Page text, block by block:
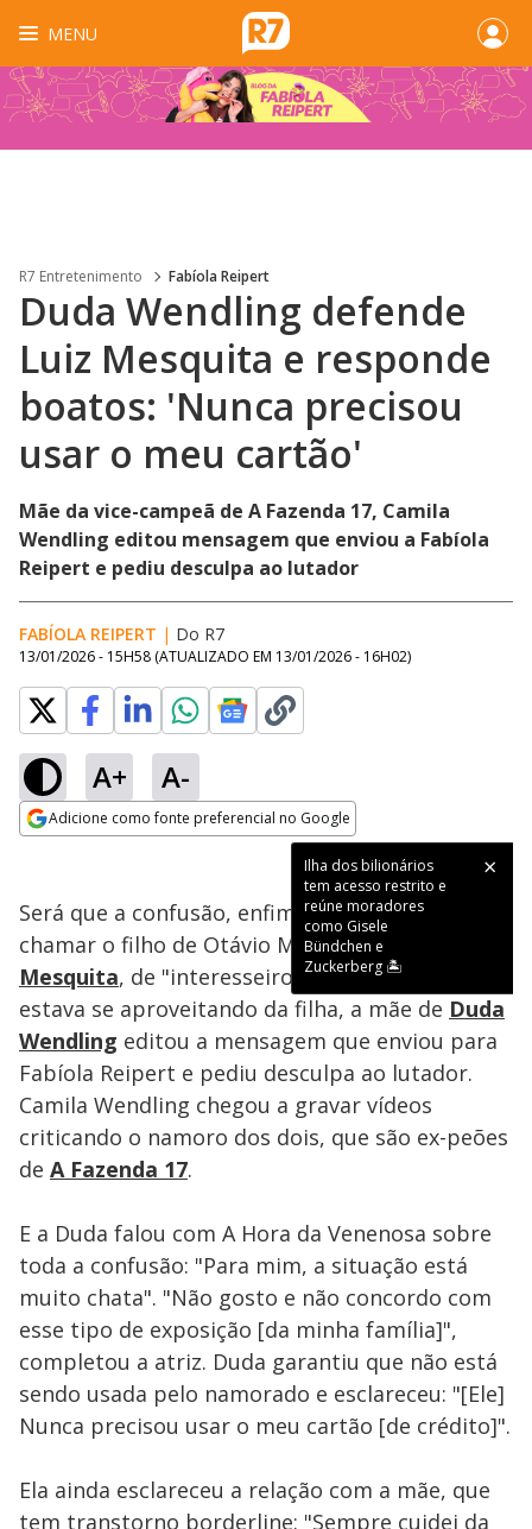
MENU
R7 Entretenimento Fabíola Reipert
Duda Wendling defende
Luiz Mesquita e responde
boatos: 'Nunca precisou
usar o meu cartão'
Mãe da vice-campeã de A Fazenda 17, Camila
Wendling editou mensagem que enviou a Fabíola
Reipert e pediu desculpa ao lutador
FABÍOLA REIPERT | Do R7
13/01/2026 - 15H58 (ATUALIZADO EM 13/01/2026 - 16H02)
A+ A-
Adicione como fonte preferencial no Google
Ilha dos bilionários
tem acesso restrito e
reúne moradores
como Gisele
Bündchen e
Zuckerberg 🏝️
Ativar
Loaded
36.58%
Será que a confusão, enfim, acabou? Após
chamar o filho de Otávio Mesquita,
Mesquita, de "interesseiro" e dizer que ele
estava se aproveitando da filha, a mãe de Duda
Wendling editou a mensagem que enviou para
Fabíola Reipert e pediu desculpa ao lutador.
Camila Wendling chegou a gravar vídeos
criticando o namoro dos dois, que são ex-peões
de A Fazenda 17.
E a Duda falou com A Hora da Venenosa sobre
toda a confusão: "Para mim, a situação está
muito chata". "Não gosto e não concordo com
esse tipo de exposição [da minha família]",
completou a atriz. Duda garantiu que não está
sendo usada pelo namorado e esclareceu: "[Ele]
Nunca precisou usar o meu cartão [de crédito]".
Ela ainda esclareceu a relação com a mãe, que
tem transtorno borderline: "Sempre cuidei da